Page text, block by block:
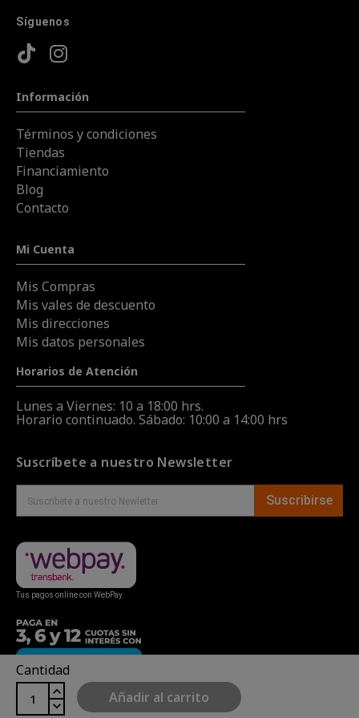
Cantidad
Añadir al carrito
Síguenos
Información
Términos y condiciones
Tiendas
Financiamiento
Blog
Contacto
Mi Cuenta
Mis Compras
Mis vales de descuento
Mis direcciones
Mis datos personales
Horarios de Atención
Lunes a Viernes: 10 a 18:00 hrs.
Horario continuado. Sábado: 10:00 a 14:00 hrs
Suscríbete a nuestro Newsletter
Suscribirse
Tus pagos online con WebPay